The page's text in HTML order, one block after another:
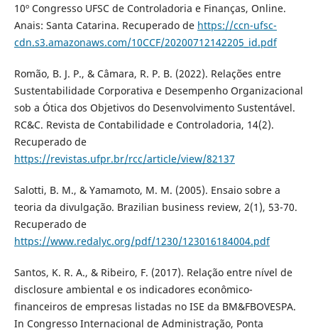
10º Congresso UFSC de Controladoria e Finanças, Online.
Anais: Santa Catarina. Recuperado de https://ccn-ufsc-
cdn.s3.amazonaws.com/10CCF/20200712142205_id.pdf
Romão, B. J. P., & Câmara, R. P. B. (2022). Relações entre
Sustentabilidade Corporativa e Desempenho Organizacional
sob a Ótica dos Objetivos do Desenvolvimento Sustentável.
RC&C. Revista de Contabilidade e Controladoria, 14(2).
Recuperado de
https://revistas.ufpr.br/rcc/article/view/82137
Salotti, B. M., & Yamamoto, M. M. (2005). Ensaio sobre a
teoria da divulgação. Brazilian business review, 2(1), 53-70.
Recuperado de
https://www.redalyc.org/pdf/1230/123016184004.pdf
Santos, K. R. A., & Ribeiro, F. (2017). Relação entre nível de
disclosure ambiental e os indicadores econômico-
financeiros de empresas listadas no ISE da BM&FBOVESPA.
In Congresso Internacional de Administração, Ponta